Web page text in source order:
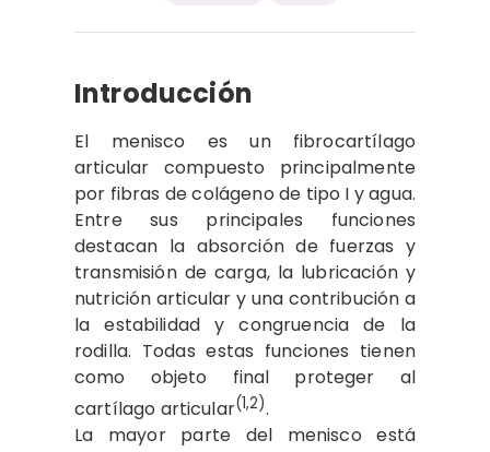
Introducción
El menisco es un fibrocartílago
articular compuesto principalmente
por fibras de colágeno de tipo I y agua.
Entre sus principales funciones
destacan la absorción de fuerzas y
transmisión de carga, la lubricación y
nutrición articular y una contribución a
la estabilidad y congruencia de la
rodilla. Todas estas funciones tienen
como objeto final proteger al
cartílago articular(1,2).
La mayor parte del menisco está